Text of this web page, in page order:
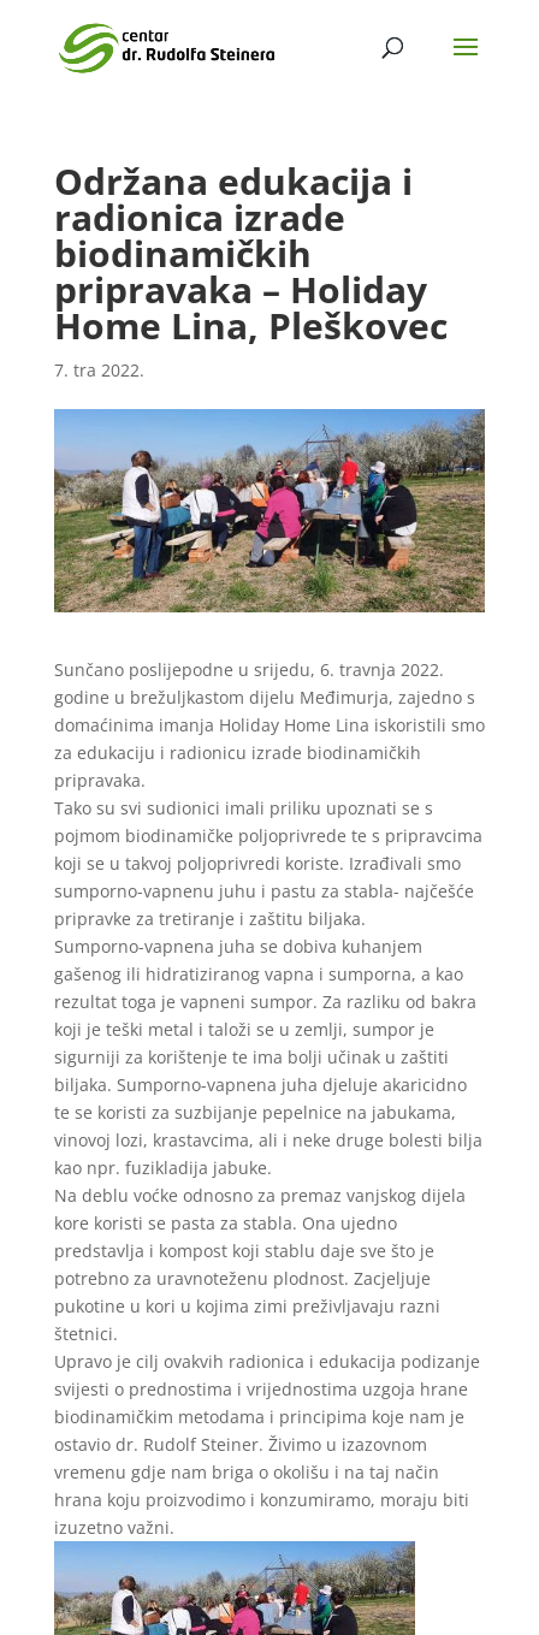
Održana edukacija i
radionica izrade
biodinamičkih
pripravaka – Holiday
Home Lina, Pleškovec
7. tra 2022.
Sunčano poslijepodne u srijedu, 6. travnja 2022.
godine u brežuljkastom dijelu Međimurja, zajedno s
domaćinima imanja Holiday Home Lina iskoristili smo
za edukaciju i radionicu izrade biodinamičkih
pripravaka.
Tako su svi sudionici imali priliku upoznati se s
pojmom biodinamičke poljoprivrede te s pripravcima
koji se u takvoj poljoprivredi koriste. Izrađivali smo
sumporno-vapnenu juhu i pastu za stabla- najčešće
pripravke za tretiranje i zaštitu biljaka.
Sumporno-vapnena juha se dobiva kuhanjem
gašenog ili hidratiziranog vapna i sumporna, a kao
rezultat toga je vapneni sumpor. Za razliku od bakra
koji je teški metal i taloži se u zemlji, sumpor je
sigurniji za korištenje te ima bolji učinak u zaštiti
biljaka. Sumporno-vapnena juha djeluje akaricidno
te se koristi za suzbijanje pepelnice na jabukama,
vinovoj lozi, krastavcima, ali i neke druge bolesti bilja
kao npr. fuzikladija jabuke.
Na deblu voćke odnosno za premaz vanjskog dijela
kore koristi se pasta za stabla. Ona ujedno
predstavlja i kompost koji stablu daje sve što je
potrebno za uravnoteženu plodnost. Zacjeljuje
pukotine u kori u kojima zimi preživljavaju razni
štetnici.
Upravo je cilj ovakvih radionica i edukacija podizanje
svijesti o prednostima i vrijednostima uzgoja hrane
biodinamičkim metodama i principima koje nam je
ostavio dr. Rudolf Steiner. Živimo u izazovnom
vremenu gdje nam briga o okolišu i na taj način
hrana koju proizvodimo i konzumiramo, moraju biti
izuzetno važni.